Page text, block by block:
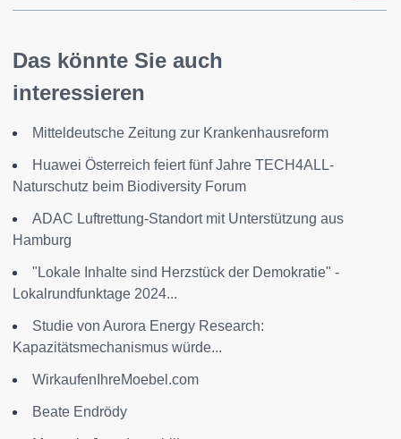
Das könnte Sie auch
interessieren
Mitteldeutsche Zeitung zur Krankenhausreform
Huawei Österreich feiert fünf Jahre TECH4ALL-
Naturschutz beim Biodiversity Forum
ADAC Luftrettung-Standort mit Unterstützung aus
Hamburg
"Lokale Inhalte sind Herzstück der Demokratie" -
Lokalrundfunktage 2024...
Studie von Aurora Energy Research:
Kapazitätsmechanismus würde...
WirkaufenIhreMoebel.com
Beate Endrödy